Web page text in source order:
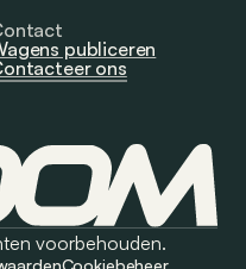
publiceren
ons
voorbehouden.
Cookiebeheer